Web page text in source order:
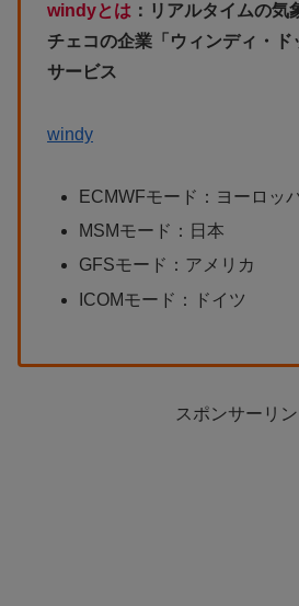
windyとは ：リアルタイムの気
チェコの企業「ウィンディ・
サービス
windy
ECMWFモード：ヨーロッ
MSMモード：日本
GFSモード：アメリカ
ICOMモード：ドイツ
スポンサーリン